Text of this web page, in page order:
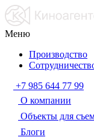
Меню
Производство
+7 985 644 77 99
О компании
Объекты для
Блоги